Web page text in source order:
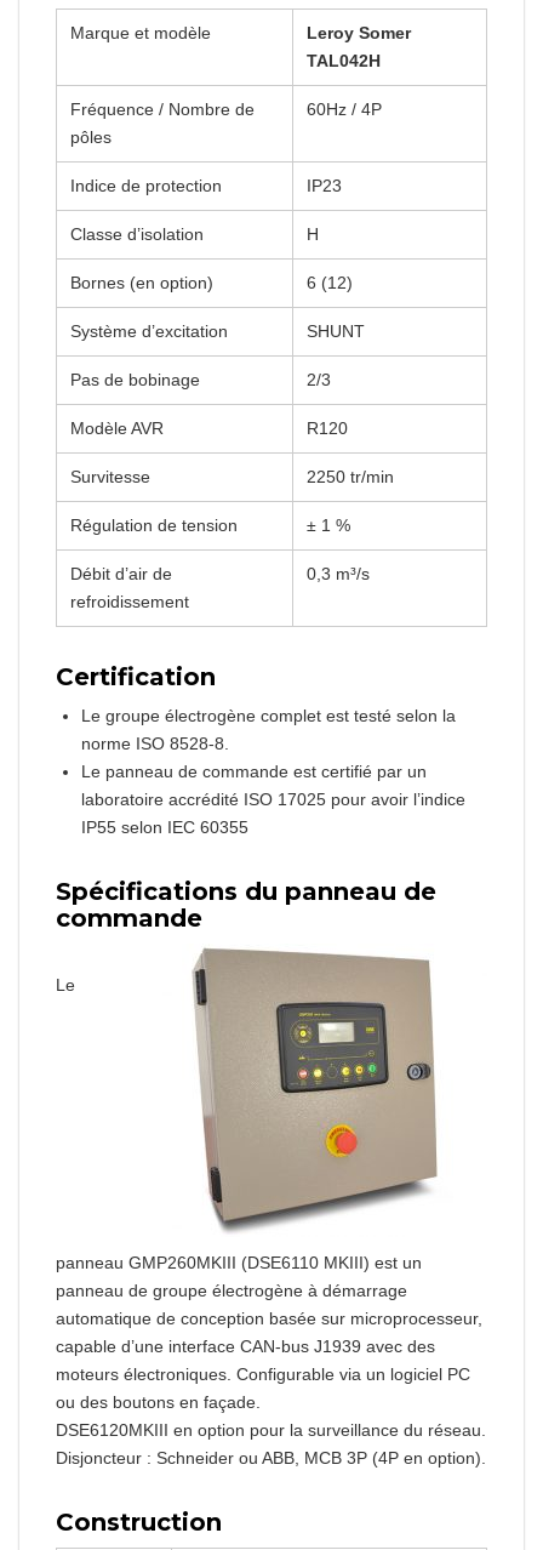
Marque et modèle
Leroy Somer
TAL042H
Fréquence / Nombre de
pôles
60Hz / 4P
Indice de protection IP23
Classe d’isolation H
Bornes (en option) 6 (12)
Système d’excitation SHUNT
Pas de bobinage 2/3
Modèle AVR R120
Survitesse 2250 tr/min
Régulation de tension ± 1 %
Débit d’air de
refroidissement
0,3 m³/s
Certification
Le groupe électrogène complet est testé selon la
norme ISO 8528-8.
Le panneau de commande est certifié par un
laboratoire accrédité ISO 17025 pour avoir l’indice
IP55 selon IEC 60355
Spécifications du panneau de
commande
Le
panneau GMP260MKIII (DSE6110 MKIII) est un
panneau de groupe électrogène à démarrage
automatique de conception basée sur microprocesseur,
capable d’une interface CAN-bus J1939 avec des
moteurs électroniques. Configurable via un logiciel PC
ou des boutons en façade.
DSE6120MKIII en option pour la surveillance du réseau.
Disjoncteur : Schneider ou ABB, MCB 3P (4P en option).
Construction